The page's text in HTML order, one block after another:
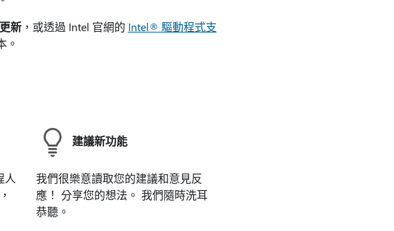
新，或透過 Intel 官網的 Intel® 驅動程式支
。
人
建議新功能
我們很樂意讀取您的建議和意見反
應！ 分享您的想法。 我們隨時洗耳
恭聽。